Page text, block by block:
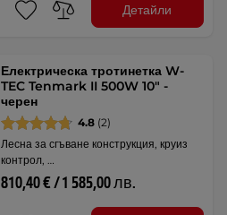
Детайли
Електрическа тротинетка W-
TEC Tenmark II 500W 10" -
черен
4.8 (2)
Лесна за сгъване конструкция, круиз
контрол, …
810,40 € / 1 585,00 лв.